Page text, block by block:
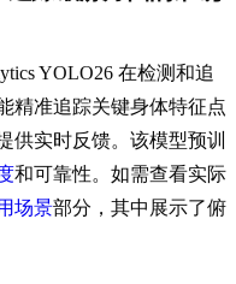
YOLO26 在检测和追
精准追踪关键身体特征点
供实时反馈。该模型预训
和可靠性。如需查看实际
场景部分，其中展示了俯